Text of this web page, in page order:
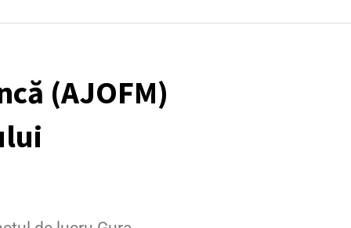
(AJOFM)